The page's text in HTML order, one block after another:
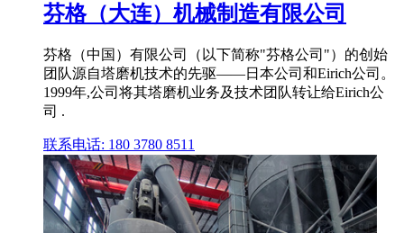
芬格（大连）机械制造有限公司
芬格（中国）有限公司（以下简称"芬格公司"）的创始
团队源自塔磨机技术的先驱——日本公司和Eirich公司。
1999年,公司将其塔磨机业务及技术团队转让给Eirich公
司 .
联系电话: 180 3780 8511